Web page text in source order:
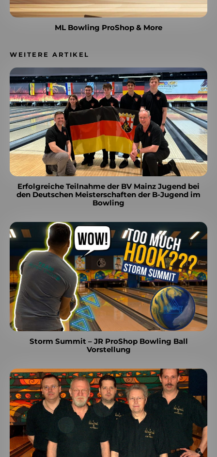
ML Bowling ProShop & More
WEITERE ARTIKEL
Erfolgreiche Teilnahme der BV Mainz Jugend bei
den Deutschen Meisterschaften der B-Jugend im
Bowling
Storm Summit – JR ProShop Bowling Ball
Vorstellung